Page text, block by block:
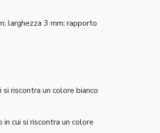
larghezza 3 mm; rapporto
riscontra un colore bianco
cui si riscontra un colore